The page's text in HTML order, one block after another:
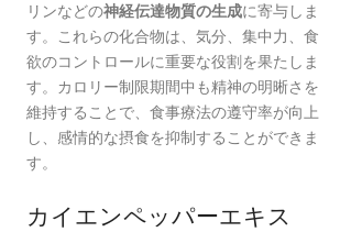
リンなどの神経伝達物質の生成に寄与しま
す。これらの化合物は、気分、集中力、食
欲のコントロールに重要な役割を果たしま
す。カロリー制限期間中も精神の明晰さを
維持することで、食事療法の遵守率が向上
し、感情的な摂食を抑制することができま
す。
カイエンペッパーエキス